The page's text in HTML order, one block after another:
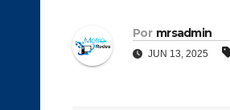
Por mrsadmin
JUN 13, 2025